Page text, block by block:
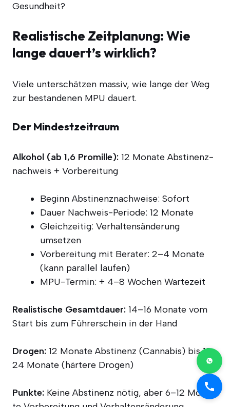
Gesundheit?
Realistische Zeitplanung: Wie
lange dauert’s wirklich?
Vie­le unter­schät­zen mas­siv, wie lan­ge der Weg
zur bestan­de­nen MPU dauert.
Der Mindestzeitraum
Alko­hol (ab 1,6 Pro­mil­le): 12 Mona­te Abs­ti­nenz­
nach­weis + Vorbereitung
Beginn Abs­ti­nenz­nach­wei­se: Sofort
Dau­er Nach­weis-Peri­ode: 12 Monate
Gleich­zei­tig: Ver­hal­tens­än­de­rung
umsetzen
Vor­be­rei­tung mit Bera­ter: 2–4 Mona­te
(kann par­al­lel laufen)
MPU-Ter­min: + 4–8 Wochen Wartezeit
Rea­lis­ti­sche Gesamt­dau­er: 14–16 Mona­te vom
Start bis zum Füh­rer­schein in der Hand
Dro­gen: 12 Mona­te Abs­ti­nenz (Can­na­bis) bis 18–
24 Mona­te (här­te­re Drogen)
Punk­te: Kei­ne Abs­ti­nenz nötig, aber 6–12 Mona­